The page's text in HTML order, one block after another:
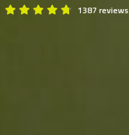
1387 reviews